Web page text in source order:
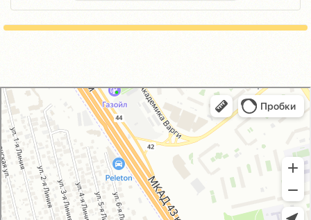
GM-City&VAG-Repair
Автосервис, автотехцентр в Москве
Магазин автозапчастей и автотоваров в Москве